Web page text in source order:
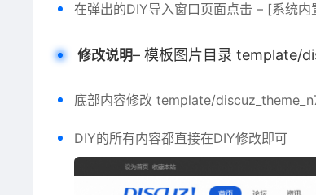
在弹出的DIY导入窗口页面点击 – [系统
修改说明– 模板图片目录 template/
底部内容修改 template/
DIY的所有内容都直接在DIY修改即可